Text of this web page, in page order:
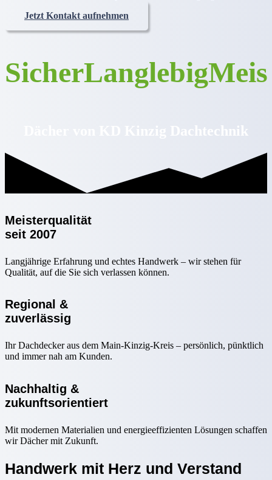
Jetzt Kontakt aufnehmen
SicherLanglebig
Dächer von KD Kinzig Dachtechnik
Meisterqualität
seit 2007
Langjährige Erfahrung und echtes Handwerk – wir stehen für
Qualität, auf die Sie sich verlassen können.
Regional &
zuverlässig
Ihr Dachdecker aus dem Main-Kinzig-Kreis – persönlich, pünktlich
und immer nah am Kunden.
Nachhaltig &
zukunftsorientiert
Mit modernen Materialien und energieeffizienten Lösungen schaffen
wir Dächer mit Zukunft.
Handwerk mit Herz und Verstand